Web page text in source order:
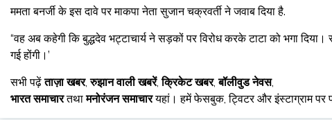
ममता बनर्जी के इस दावे पर माकपा नेता सुजान चक्रवर्ती ने जवाब दिया है.
“वह अब कहेगी कि बुद्धदेव भट्टाचार्य ने सड़कों पर विरोध करके टाटा को भगा
गई होंगी।’
सभी पढ़ेंताज़ा खबर,रुझान वाली खबरें,क्रिकेट खबर,बॉलीवुड नेवस,
भारत समाचारतथामनोरंजन समाचारयहां। हमें फेसबुक, ट्विटर और इंस्टाग्राम पर